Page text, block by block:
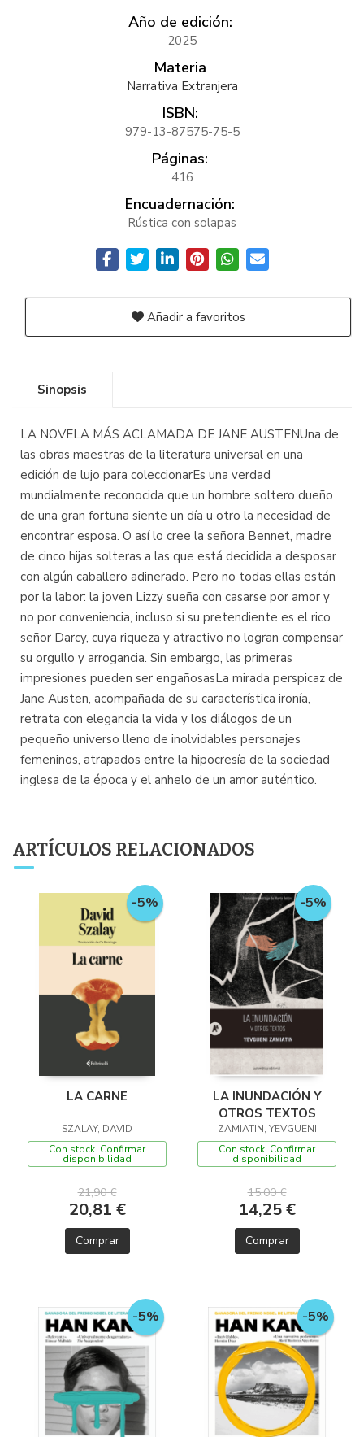
Año de edición:
2025
Materia
Narrativa Extranjera
ISBN:
979-13-87575-75-5
Páginas:
416
Encuadernación:
Rústica con solapas
Añadir a favoritos
Sinopsis
LA NOVELA MÁS ACLAMADA DE JANE AUSTENUna de
las obras maestras de la literatura universal en una
edición de lujo para coleccionarEs una verdad
mundialmente reconocida que un hombre soltero dueño
de una gran fortuna siente un día u otro la necesidad de
encontrar esposa. O así lo cree la señora Bennet, madre
de cinco hijas solteras a las que está decidida a desposar
con algún caballero adinerado. Pero no todas ellas están
por la labor: la joven Lizzy sueña con casarse por amor y
no por conveniencia, incluso si su pretendiente es el rico
señor Darcy, cuya riqueza y atractivo no logran compensar
su orgullo y arrogancia. Sin embargo, las primeras
impresiones pueden ser engañosasLa mirada perspicaz de
Jane Austen, acompañada de su característica ironía,
retrata con elegancia la vida y los diálogos de un
pequeño universo lleno de inolvidables personajes
femeninos, atrapados entre la hipocresía de la sociedad
inglesa de la época y el anhelo de un amor auténtico.
ARTÍCULOS RELACIONADOS
-5%
LA CARNE
SZALAY, DAVID
Con stock. Confirmar
disponibilidad
21,90 €
20,81 €
Comprar
-5%
LA INUNDACIÓN Y
OTROS TEXTOS
ZAMIATIN, YEVGUENI
Con stock. Confirmar
disponibilidad
15,00 €
14,25 €
Comprar
-5% -5%